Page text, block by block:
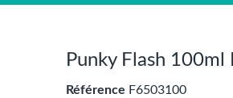
Punky Flash
Référence F6503100